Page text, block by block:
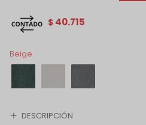
$ 40.715
Beige
DESCRIPCIÓN